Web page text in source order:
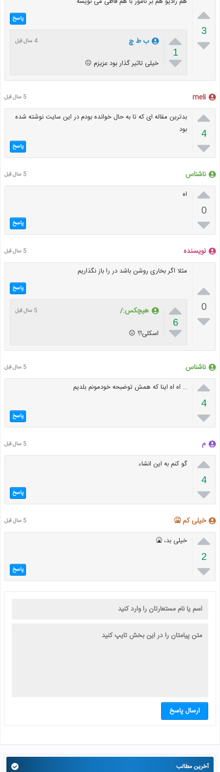

3

پاسخ

1

ب ط چ 4 سال قبل
خیلی تاثیر گذار بود عزیزم 😐
meli 5 سال قبل

4

بدترین مقاله ای که تا به حال خوانده بودم در این سایت نوشته شده
بود
پاسخ
ناشناس 5 سال قبل

0

اه
پاسخ
نویسنده 5 سال قبل

0

مثلا اگر بخاری روشن باشد در را باز نگذاریم
پاسخ

6

هیچکس:/ 5 سال قبل
اسکلی!؟ 😐
ناشناس 5 سال قبل

4

… اه اه اینا که همش توضبحه خودمونم بلدیم
پاسخ
م 5 سال قبل

4

گو کنم به این انشاء
پاسخ
خیلی کم 🤮 5 سال قبل

2

خیلی بد، 🤮
پاسخ
ارسال پاسخ
آخرین مطالب